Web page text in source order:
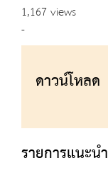
1,167 views
-
ดาวน์โหลด
รายการแนะนำ